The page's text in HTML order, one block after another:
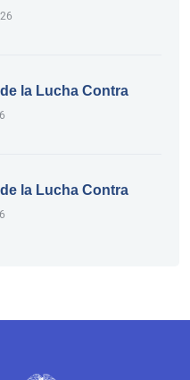
la Lucha Contra
la Lucha Contra